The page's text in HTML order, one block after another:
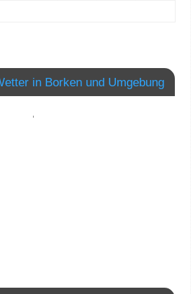
in Borken und Umgebung